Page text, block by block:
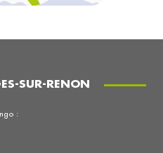
SUR-RENON
: